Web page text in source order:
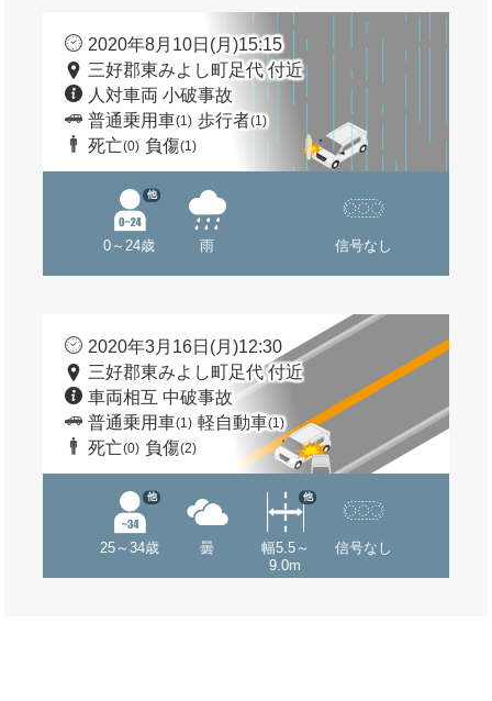
2020年8月10日(月)15:15
三好郡東みよし町足代 付近
人対車両 小破事故
普通乗用車(1) 歩行者(1)
死亡(0) 負傷(1)
0～24歳
他
雨 信号なし
2020年3月16日(月)12:30
三好郡東みよし町足代 付近
車両相互 中破事故
普通乗用車(1) 軽自動車(1)
死亡(0) 負傷(2)
25～34歳
他
曇
幅5.5～
9.0m
他
信号なし